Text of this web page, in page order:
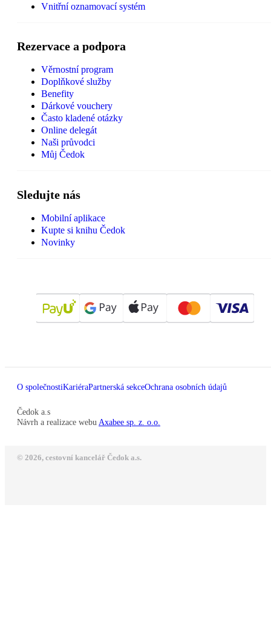
Vnitřní oznamovací systém
Rezervace a podpora
Věrnostní program
Doplňkové služby
Benefity
Dárkové vouchery
Často kladené otázky
Online delegát
Naši průvodci
Můj Čedok
Sledujte nás
Mobilní aplikace
Kupte si knihu Čedok
Novinky
O společnostiKariéraPartnerská sekceOchrana osobních údajů
Čedok a.s
Návrh a realizace webu Axabee sp. z. o.o.
© 2026, cestovní kancelář Čedok a.s.